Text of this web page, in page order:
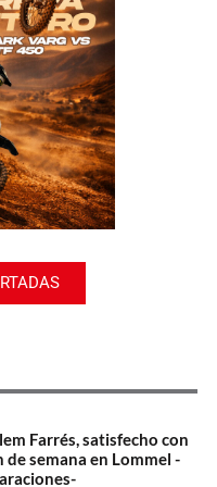
Farrés, satisfecho con
de semana en Lommel -